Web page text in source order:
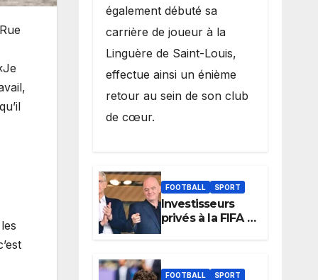
également débuté sa
carrière de joueur à la
Linguère de Saint-Louis,
effectue ainsi un énième
retour au sein de son club
de cœur.
FOOTBALL SPORT
Investisseurs
privés à la FIFA :
Arsène Wenger,
cabinet
d’Infantino, brise
FOOTBALL SPORT